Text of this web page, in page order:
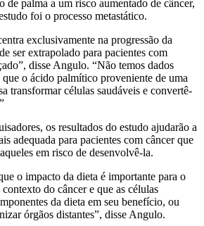
de palma a um risco aumentado de câncer,
foi o processo metastático.
exclusivamente na progressão da
ser extrapolado para pacientes com
disse Angulo. “Não temos dados
o ácido palmítico proveniente de uma
transformar células saudáveis e convertê-
os resultados do estudo ajudarão a
adequada para pacientes com câncer que
em risco de desenvolvê-la.
o impacto da dieta é importante para o
do câncer e que as células
da dieta em seu benefício, ou
órgãos distantes”, disse Angulo.